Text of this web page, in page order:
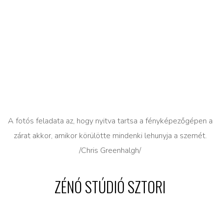
A fotós feladata az, hogy nyitva tartsa a fényképezőgépen a
zárat akkor, amikor körülötte mindenki lehunyja a szemét.
/Chris Greenhalgh/
ZÉNÓ STÚDIÓ SZTORI